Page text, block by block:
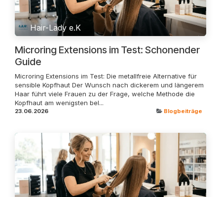
Hair-Lady e.K
Microring Extensions im Test: Schonender
Guide
Microring Extensions im Test: Die metallfreie Alternative für
sensible Kopfhaut Der Wunsch nach dickerem und längerem
Haar führt viele Frauen zu der Frage, welche Methode die
Kopfhaut am wenigsten bel...
23.06.2026 Blogbeiträge